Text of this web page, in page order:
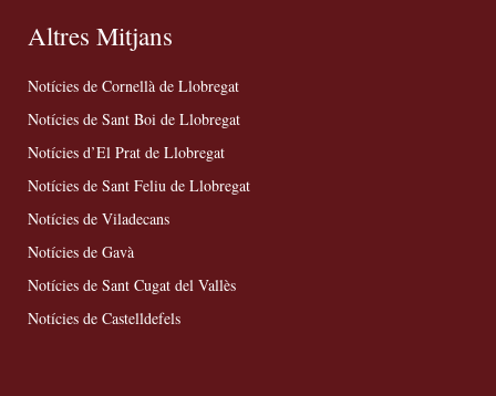
Altres Mitjans
Notícies de Cornellà de Llobregat
Notícies de Sant Boi de Llobregat
Notícies d’El Prat de Llobregat
Notícies de Sant Feliu de Llobregat
Notícies de Viladecans
Notícies de Gavà
Notícies de Sant Cugat del Vallès
Notícies de Castelldefels